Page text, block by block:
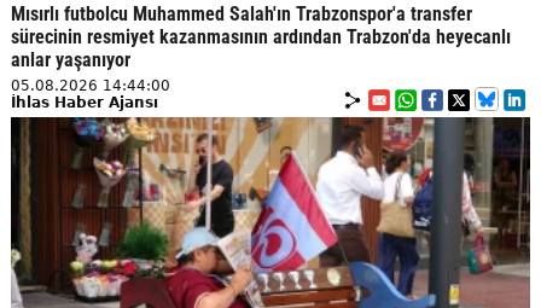
Mısırlı futbolcu Muhammed Salah'ın Trabzonspor'a transfer
sürecinin resmiyet kazanmasının ardından Trabzon'da heyecanlı
anlar yaşanıyor
05.08.2026 14:44:00
İhlas Haber Ajansı